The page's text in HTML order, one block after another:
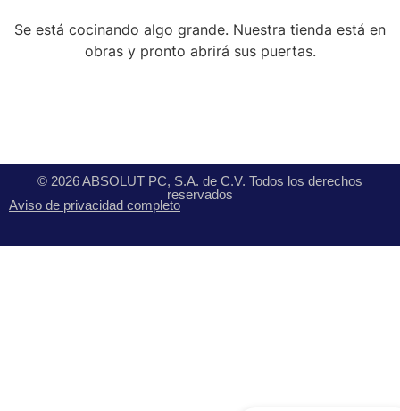
Se está cocinando algo grande. Nuestra tienda está en
obras y pronto abrirá sus puertas.
© 2026 ABSOLUT PC, S.A. de C.V. Todos los derechos
reservados
Aviso de privacidad completo